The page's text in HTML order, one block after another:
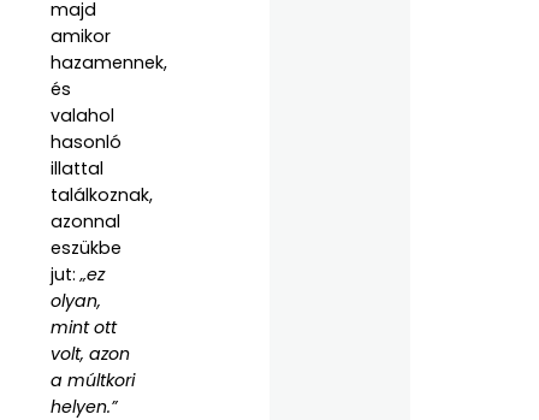
majd
amikor
hazamennek,
és
valahol
hasonló
illattal
találkoznak,
azonnal
eszükbe
jut:„ez
olyan,
mint ott
volt, azon
a múltkori
helyen.”